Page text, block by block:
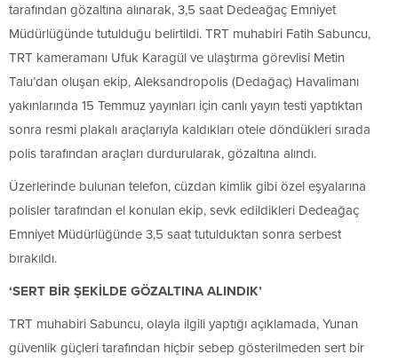
tarafından gözaltına alınarak, 3,5 saat Dedeağaç Emniyet
Müdürlüğünde tutulduğu belirtildi. TRT muhabiri Fatih Sabuncu,
TRT kameramanı Ufuk Karagül ve ulaştırma görevlisi Metin
Talu’dan oluşan ekip, Aleksandropolis (Dedağaç) Havalimanı
yakınlarında 15 Temmuz yayınları için canlı yayın testi yaptıktan
sonra resmi plakalı araçlarıyla kaldıkları otele döndükleri sırada
polis tarafından araçları durdurularak, gözaltına alındı.
Üzerlerinde bulunan telefon, cüzdan kimlik gibi özel eşyalarına
polisler tarafından el konulan ekip, sevk edildikleri Dedeağaç
Emniyet Müdürlüğünde 3,5 saat tutulduktan sonra serbest
bırakıldı.
‘SERT BİR ŞEKİLDE GÖZALTINA ALINDIK’
TRT muhabiri Sabuncu, olayla ilgili yaptığı açıklamada, Yunan
güvenlik güçleri tarafından hiçbir sebep gösterilmeden sert bir